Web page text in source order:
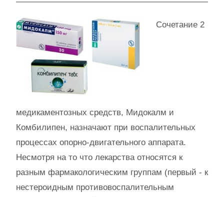
Сочетание 2
медикаментозных средств, Мидокалм и
Комбилипен, назначают при воспалительных
процессах опорно-двигательного аппарата.
Несмотря на то что лекарства относятся к
разным фармакологическим группам (первый - к
нестероидным противовоспалительным